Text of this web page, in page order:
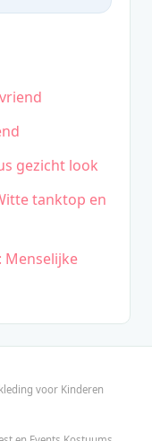
gezicht look
tanktop en
Menselijke
voor Kinderen